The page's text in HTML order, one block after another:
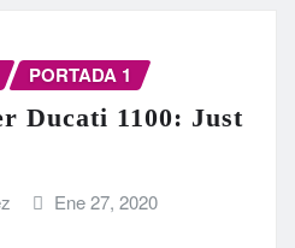
PORTADA 1
Ducati 1100: Just
Ene 27, 2020